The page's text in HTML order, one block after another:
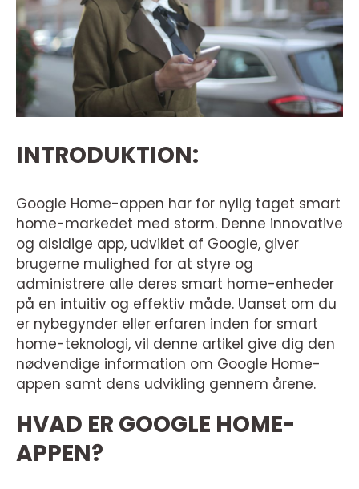
INTRODUKTION:
Google Home-appen har for nylig taget smart
home-markedet med storm. Denne innovative
og alsidige app, udviklet af Google, giver
brugerne mulighed for at styre og
administrere alle deres smart home-enheder
på en intuitiv og effektiv måde. Uanset om du
er nybegynder eller erfaren inden for smart
home-teknologi, vil denne artikel give dig den
nødvendige information om Google Home-
appen samt dens udvikling gennem årene.
HVAD ER GOOGLE HOME-
APPEN?